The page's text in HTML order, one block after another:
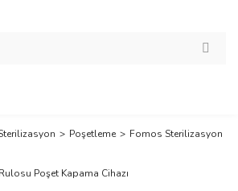
Poşetleme Fomos Sterilizasyon